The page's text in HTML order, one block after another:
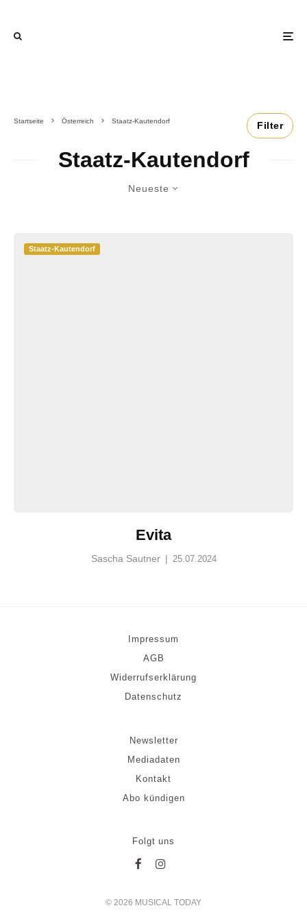
Startseite Österreich Staatz-Kautendorf Filter
Staatz-Kautendorf
Neueste
Staatz-Kautendorf
Evita
Sascha Sautner | 25.07.2024
Impressum
AGB
Widerrufserklärung
Datenschutz
Newsletter
Mediadaten
Kontakt
Abo kündigen
Folgt uns
© 2026 MUSICAL TODAY